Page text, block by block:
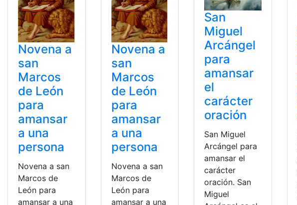
Novena a
san
Marcos
de León
para
amansar
a una
persona
Novena a san
Marcos de
León para
amansar a una
Novena a
san
Marcos
de León
para
amansar
a una
persona
Novena a san
Marcos de
León para
amansar a una
San
Miguel
Arcángel
para
amansar
el
carácter
oración
San Miguel
Arcángel para
amansar el
carácter
oración. San
Miguel